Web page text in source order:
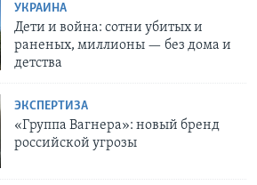
УКРАИНА
Дети и война: сотни убитых и
раненых, миллионы — без дома и
детства
ЭКСПЕРТИЗА
«Группа Вагнера»: новый бренд
российской угрозы